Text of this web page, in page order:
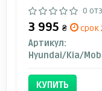
0
3 995 ₴
срок
Артикул:
Hyundai/Kia/
КУПИТЬ